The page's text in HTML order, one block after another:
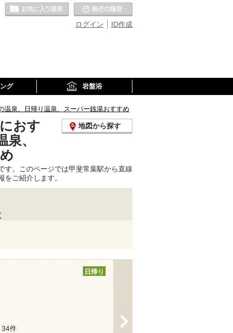
ID作成
ログイン
お気に入りの温泉
グ 岩盤浴
温泉、日帰り温泉、スーパー銭湯おすすめ
おす
、
地図から探す
す。このページでは甲斐常葉駅から直線
ご紹介します。
日帰り
34件